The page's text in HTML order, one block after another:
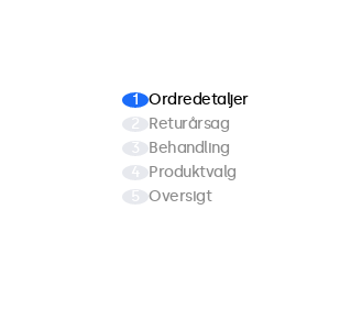
Ordredetaljer
Returårsag
Behandling
Produktvalg
Oversigt